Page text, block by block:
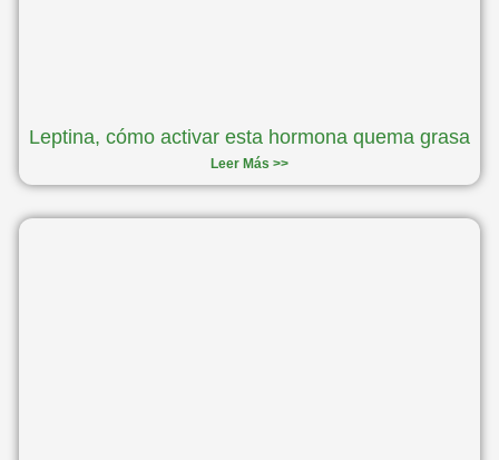
Leptina, cómo activar esta hormona quema grasa
Leer Más >>